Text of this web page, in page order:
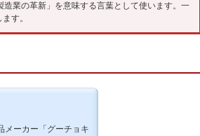
業の革新」を意味する言葉として使います。一
す。
メーカー「グーチョキ